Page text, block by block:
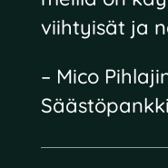
viihtyisät ja
– Mico
Säästöpankki